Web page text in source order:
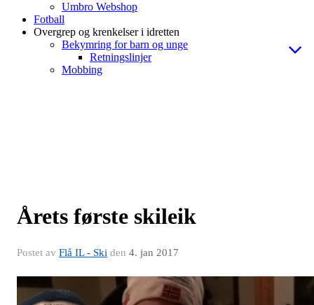
Umbro Webshop
Fotball
Overgrep og krenkelser i idretten
Bekymring for barn og unge
Retningslinjer
Mobbing
Årets første skileik
Postet av Flå IL - Ski den 4. jan 2017